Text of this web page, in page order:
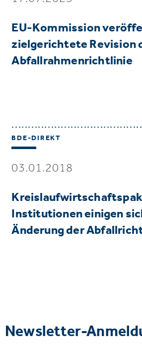
EU-Kommission
zielgerichtete Revision
Abfallrahmenrichtlinie
BDE-DIREKT
03.01.2018
Institutionen einigen
Änderung der
Newsletter-